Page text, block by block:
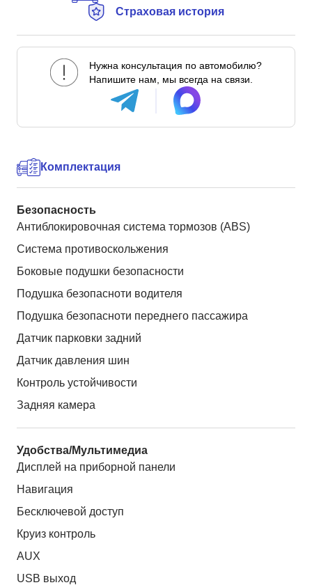
Страховая история
Нужна консультация по автомобилю?
Напишите нам, мы всегда на связи.
Комплектация
Безопасность
Антиблокировочная система тормозов (ABS)
Система противоскольжения
Боковые подушки безопасности
Подушка безопасноти водителя
Подушка безопасноти переднего пассажира
Датчик парковки задний
Датчик давления шин
Контроль устойчивости
Задняя камера
Удобства/Мультимедиа
Дисплей на приборной панели
Навигация
Бесключевой доступ
Круиз контроль
AUX
USB выход